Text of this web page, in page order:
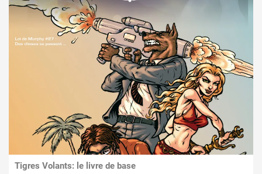
Tigres Volants: le livre de base